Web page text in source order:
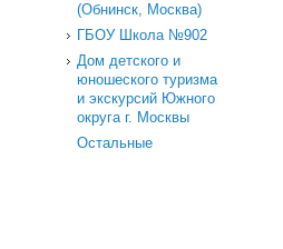
(Обнинск, Москва)
ГБОУ Школа №902
Дом детского и
юношеского туризма
и экскурсий Южного
округа г. Москвы
Остальные